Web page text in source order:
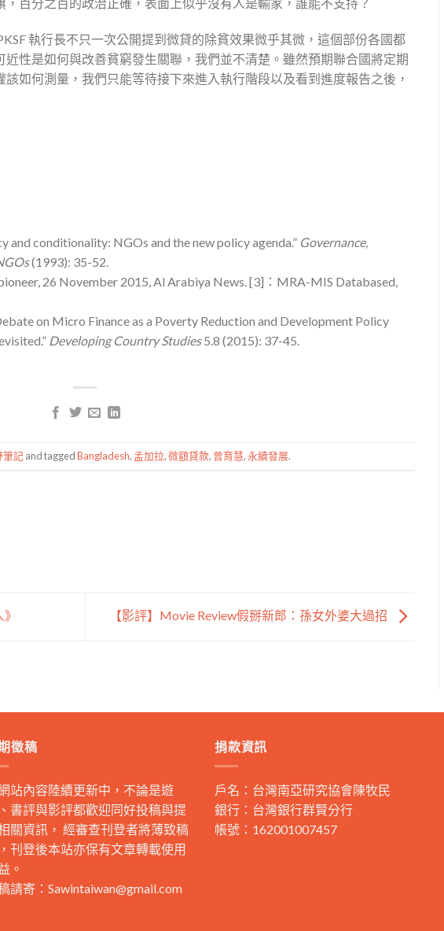
執行長不只一次公開提到微貸的除貧效果微乎其微，這個部份各國都
性是如何與改善貧窮發生關聯，我們並不清楚。雖然預期聯合國將定期
如何測量，我們只能等待接下來進入執行階段以及看到進度報告之後，
and conditionality: NGOs and the new policy agenda.” Governance,
(1993): 35-52.
26 November 2015, Al Arabiya News.[3]：MRA-MIS Databased,
on Micro Finance as a Poverty Reduction and Development Policy
Developing Country Studies5.8 (2015): 37-45.
筆記 and taggedBangladesh, 孟加拉,微額貸款, 曾育慧,永續發展.
【影評】Movie Review假掰新郎：孫女外婆大過招
徵稿
站內容陸續更新中，不論是遊
書評與影評都歡迎同好投稿與提
關資訊， 經審查刊登者將薄致稿
刊登後本站亦保有文章轉載使用
。
請寄： Sawintaiwan@gmail.com
捐款資訊
戶名：台灣南亞研究協會陳牧民
銀行：台灣銀行群賢分行
帳號：162001007457